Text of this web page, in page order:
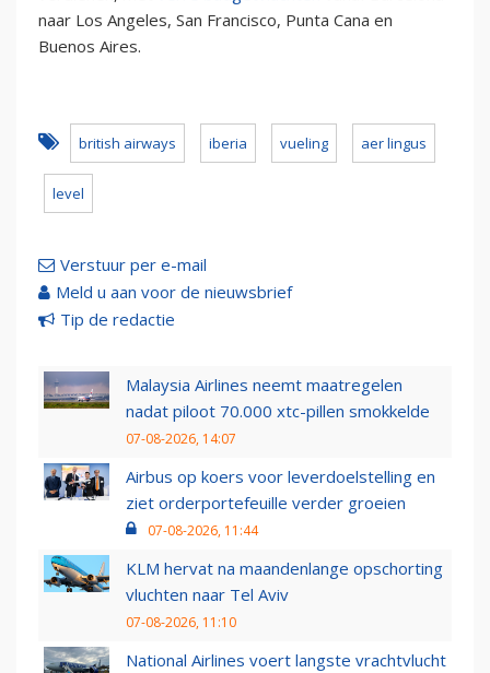
naar Los Angeles, San Francisco, Punta Cana en
Buenos Aires.
british airways iberia vueling aer lingus
level
Verstuur per e-mail
Meld u aan voor de nieuwsbrief
Tip de redactie
Malaysia Airlines neemt maatregelen
nadat piloot 70.000 xtc-pillen smokkelde
07-08-2026, 14:07
Airbus op koers voor leverdoelstelling en
ziet orderportefeuille verder groeien
07-08-2026, 11:44
KLM hervat na maandenlange opschorting
vluchten naar Tel Aviv
07-08-2026, 11:10
National Airlines voert langste vrachtvlucht